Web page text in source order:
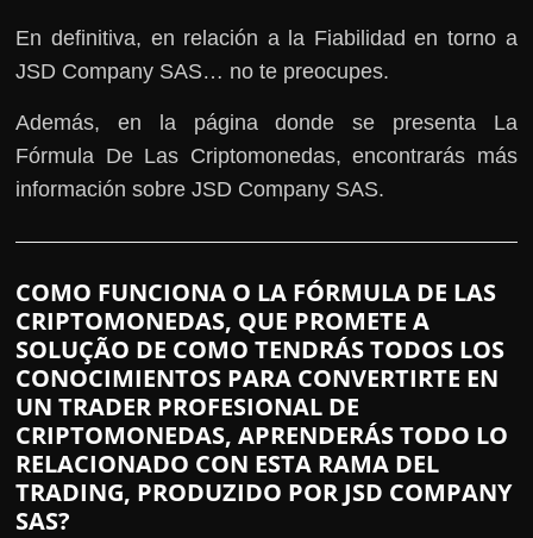
En definitiva, en relación a la Fiabilidad en torno a
JSD Company SAS… no te preocupes.
Además, en la página donde se presenta La
Fórmula De Las Criptomonedas, encontrarás más
información sobre JSD Company SAS.
COMO FUNCIONA O LA FÓRMULA DE LAS
CRIPTOMONEDAS, QUE PROMETE A
SOLUÇÃO DE COMO TENDRÁS TODOS LOS
CONOCIMIENTOS PARA CONVERTIRTE EN
UN TRADER PROFESIONAL DE
CRIPTOMONEDAS, APRENDERÁS TODO LO
RELACIONADO CON ESTA RAMA DEL
TRADING, PRODUZIDO POR JSD COMPANY
SAS?